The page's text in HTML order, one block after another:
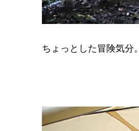
ちょっとした冒険気分。